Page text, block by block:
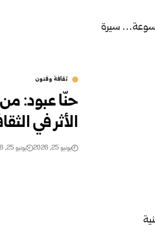
ثقافة وفنون
حنّا عبود:
الأثر في
يونيو 25, 2026 يونيو 25, 2026